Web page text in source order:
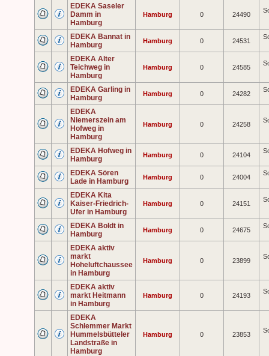
EDEKA Saseler
Damm in
Hamburg
Hamburg 0 24490
EDEKA Bannat in
Hamburg
Hamburg 0 24531
EDEKA Alter
Teichweg in
Hamburg
Hamburg 0 24585
EDEKA Garling in
Hamburg
Hamburg 0 24282
EDEKA
Niemerszein am
Hofweg in
Hamburg
Hamburg 0 24258
EDEKA Hofweg in
Hamburg
Hamburg 0 24104
EDEKA Sören
Lade in Hamburg
Hamburg 0 24004
EDEKA Kita
Kaiser-Friedrich-
Ufer in Hamburg
Hamburg 0 24151
EDEKA Boldt in
Hamburg
Hamburg 0 24675
EDEKA aktiv
markt
Hoheluftchaussee
in Hamburg
Hamburg 0 23899
EDEKA aktiv
markt Heitmann
in Hamburg
Hamburg 0 24193
EDEKA
Schlemmer Markt
Hummelsbütteler
Landstraße in
Hamburg
Hamburg 0 23853